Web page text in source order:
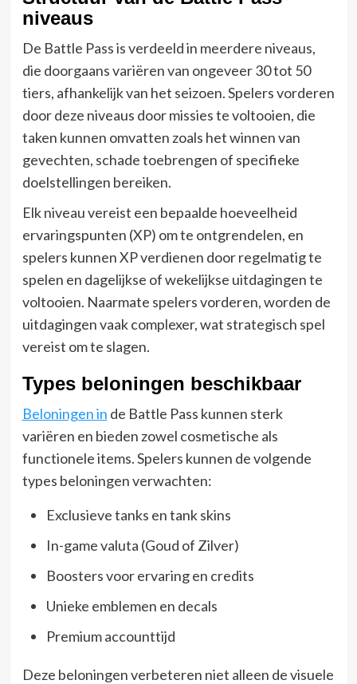
niveaus
De Battle Pass is verdeeld in meerdere niveaus,
die doorgaans variëren van ongeveer 30 tot 50
tiers, afhankelijk van het seizoen. Spelers vorderen
door deze niveaus door missies te voltooien, die
taken kunnen omvatten zoals het winnen van
gevechten, schade toebrengen of specifieke
doelstellingen bereiken.
Elk niveau vereist een bepaalde hoeveelheid
ervaringspunten (XP) om te ontgrendelen, en
spelers kunnen XP verdienen door regelmatig te
spelen en dagelijkse of wekelijkse uitdagingen te
voltooien. Naarmate spelers vorderen, worden de
uitdagingen vaak complexer, wat strategisch spel
vereist om te slagen.
Types beloningen beschikbaar
Beloningen in de Battle Pass kunnen sterk
variëren en bieden zowel cosmetische als
functionele items. Spelers kunnen de volgende
types beloningen verwachten:
Exclusieve tanks en tank skins
In-game valuta (Goud of Zilver)
Boosters voor ervaring en credits
Unieke emblemen en decals
Premium accounttijd
Deze beloningen verbeteren niet alleen de visuele